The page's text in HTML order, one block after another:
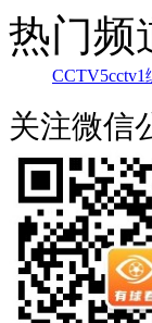
热门频
CCTV5cctv1
关注微信